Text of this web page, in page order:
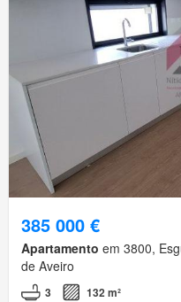
385 000 €
Apartamento em 3800,
de Aveiro
3 132 m²